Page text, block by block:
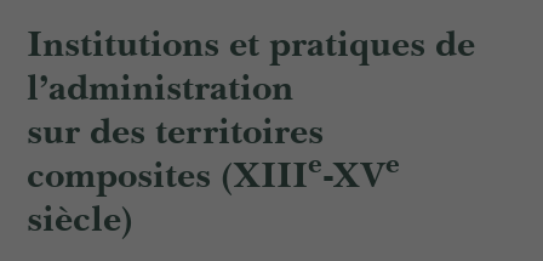
Institutions et pratiques de
l’administration
sur des territoires
composites (XIIIe-XVe
siècle)